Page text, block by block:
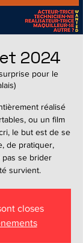
2024
pour le
réalisé
ou un film
le but est de se
de pratiquer,
pas se brider
survient.
closes